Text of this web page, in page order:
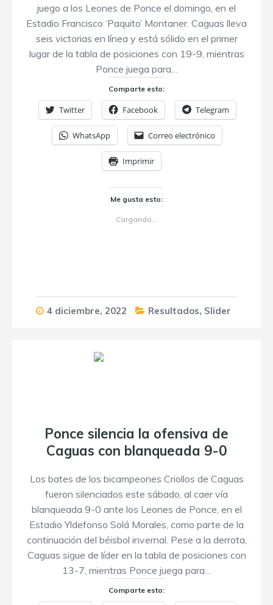
juego a los Leones de Ponce el domingo, en el
Estadio Francisco ‘Paquito’ Montaner. Caguas lleva
seis victorias en línea y está sólido en el primer
lugar de la tabla de posiciones con 19-9, mientras
Ponce juega para…
Comparte esto:
Twitter Facebook Telegram
WhatsApp Correo electrónico
Imprimir
Me gusta esto:
Cargando...
4 diciembre, 2022 Resultados, Slider
Ponce silencia la ofensiva de
Caguas con blanqueada 9-0
Los bates de los bicampeones Criollos de Caguas
fueron silenciados este sábado, al caer vía
blanqueada 9-0 ante los Leones de Ponce, en el
Estadio Yldefonso Solá Morales, como parte de la
continuación del béisbol invernal. Pese a la derrota,
Caguas sigue de líder en la tabla de posiciones con
13-7, mientras Ponce juega para…
Comparte esto: